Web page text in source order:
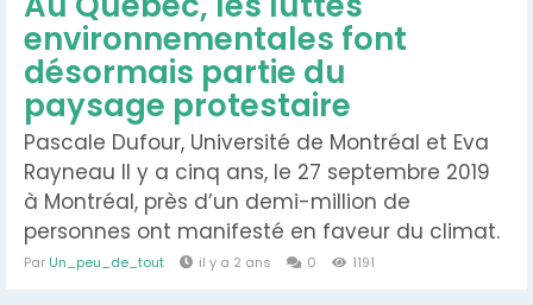
environnementales font
désormais partie du
paysage protestaire
Pascale Dufour, Université de Montréal et Eva
Rayneau Il y a cinq ans, le 27 septembre 2019
à Montréal, près d’un demi-million de
personnes ont manifesté en faveur du climat.
Cette « manifestation monstre » aurait pu
Par Un_peu_de_tout il y a 2 ans 0 1191